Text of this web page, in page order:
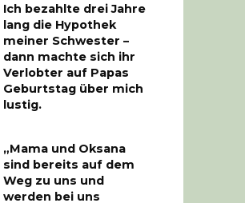
Ich bezahlte drei Jahre
lang die Hypothek
meiner Schwester –
dann machte sich ihr
Verlobter auf Papas
Geburtstag über mich
lustig.
„Mama und Oksana
sind bereits auf dem
Weg zu uns und
werden bei uns